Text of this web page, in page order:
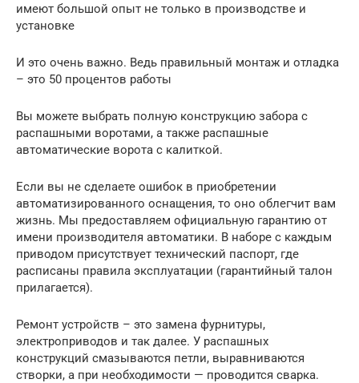
имеют большой опыт не только в производстве и
установке
И это очень важно. Ведь правильный монтаж и отладка
– это 50 процентов работы
Вы можете выбрать полную конструкцию забора с
распашными воротами, а также распашные
автоматические ворота с калиткой.
Если вы не сделаете ошибок в приобретении
автоматизированного оснащения, то оно облегчит вам
жизнь. Мы предоставляем официальную гарантию от
имени производителя автоматики. В наборе с каждым
приводом присутствует технический паспорт, где
расписаны правила эксплуатации (гарантийный талон
прилагается).
Ремонт устройств – это замена фурнитуры,
электроприводов и так далее. У распашных
конструкций смазываются петли, выравниваются
створки, а при необходимости — проводится сварка.